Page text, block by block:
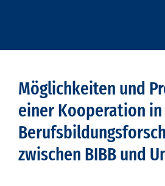
Möglichkeiten und
einer Kooperation
zwischen BIBB und